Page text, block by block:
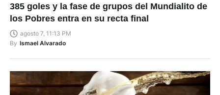
385 goles y la fase de grupos del Mundialito de
los Pobres entra en su recta final
agosto 7, 11:13 PM
By Ismael Alvarado